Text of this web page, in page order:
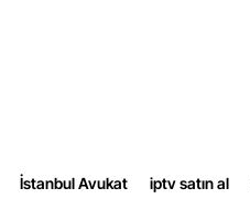
İstanbul Avukat iptv satın al